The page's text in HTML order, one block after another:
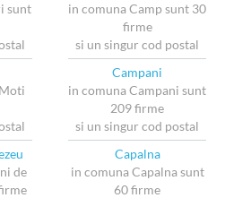
sunt
in comuna Camp sunt 30
firme
si un singur cod postal
Campani
in comuna Campani sunt
209 firme
si un singur cod postal
de
Capalna
in comuna Capalna sunt
60 firme